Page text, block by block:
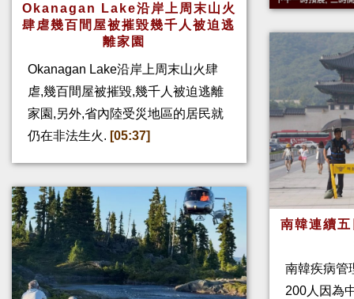
Okanagan Lake沿岸上周末山火
肆虐幾百間屋被摧毀幾千人被迫逃
離家園
Okanagan Lake沿岸上周末山火肆
虐,幾百間屋被摧毀,幾千人被迫逃離
家園,另外,省內陸受災地區的居民就
仍在非法生火. [05:37]
南韓連續
南韓疾病管
200人因為